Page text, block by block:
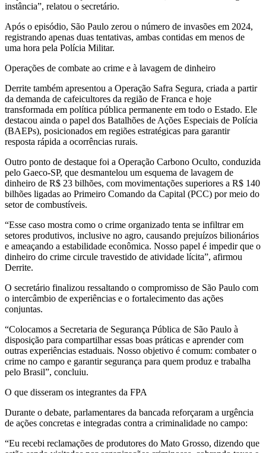
instância”, relatou o secretário.
Após o episódio, São Paulo zerou o número de invasões em 2024,
registrando apenas duas tentativas, ambas contidas em menos de
uma hora pela Polícia Militar.
Operações de combate ao crime e à lavagem de dinheiro
Derrite também apresentou a Operação Safra Segura, criada a partir
da demanda de cafeicultores da região de Franca e hoje
transformada em política pública permanente em todo o Estado. Ele
destacou ainda o papel dos Batalhões de Ações Especiais de Polícia
(BAEPs), posicionados em regiões estratégicas para garantir
resposta rápida a ocorrências rurais.
Outro ponto de destaque foi a Operação Carbono Oculto, conduzida
pelo Gaeco-SP, que desmantelou um esquema de lavagem de
dinheiro de R$ 23 bilhões, com movimentações superiores a R$ 140
bilhões ligadas ao Primeiro Comando da Capital (PCC) por meio do
setor de combustíveis.
“Esse caso mostra como o crime organizado tenta se infiltrar em
setores produtivos, inclusive no agro, causando prejuízos bilionários
e ameaçando a estabilidade econômica. Nosso papel é impedir que o
dinheiro do crime circule travestido de atividade lícita”, afirmou
Derrite.
O secretário finalizou ressaltando o compromisso de São Paulo com
o intercâmbio de experiências e o fortalecimento das ações
conjuntas.
“Colocamos a Secretaria de Segurança Pública de São Paulo à
disposição para compartilhar essas boas práticas e aprender com
outras experiências estaduais. Nosso objetivo é comum: combater o
crime no campo e garantir segurança para quem produz e trabalha
pelo Brasil”, concluiu.
O que disseram os integrantes da FPA
Durante o debate, parlamentares da bancada reforçaram a urgência
de ações concretas e integradas contra a criminalidade no campo:
“Eu recebi reclamações de produtores do Mato Grosso, dizendo que